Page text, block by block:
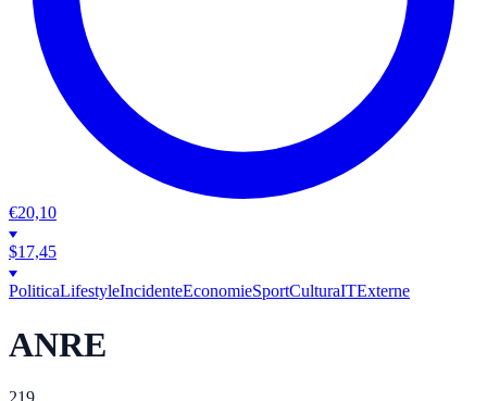
€20,10
$17,45
PoliticaLifestyleIncidenteEconomieSportCulturaITExterne
ANRE